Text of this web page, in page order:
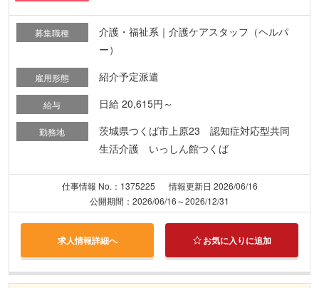
募集職種
介護・福祉系｜介護ケアスタッフ（ヘルパ
ー）
雇用形態 紹介予定派遣
給与 日給 20,615円～
勤務地
茨城県つくば市上原23 認知症対応型共同
生活介護 いっしん館つくば
仕事情報 No.：1375225
情報更新日 2026/06/16
公開期間：2026/06/16～2026/12/31
求人情報詳細へ お気に入りに追加